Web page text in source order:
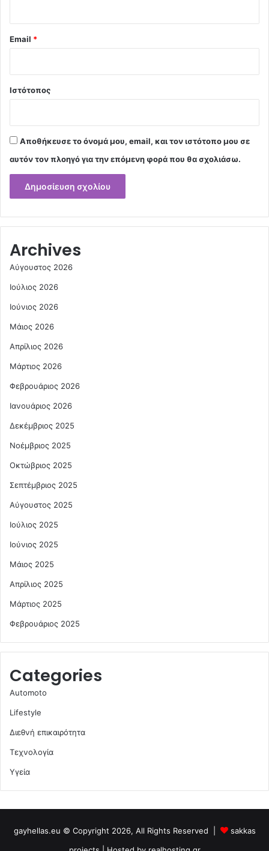
Email *
Ιστότοπος
Αποθήκευσε το όνομά μου, email, και τον ιστότοπο μου σε
αυτόν τον πλοηγό για την επόμενη φορά που θα σχολιάσω.
Archives
Αύγουστος 2026
Ιούλιος 2026
Ιούνιος 2026
Μάιος 2026
Απρίλιος 2026
Μάρτιος 2026
Φεβρουάριος 2026
Ιανουάριος 2026
Δεκέμβριος 2025
Νοέμβριος 2025
Οκτώβριος 2025
Σεπτέμβριος 2025
Αύγουστος 2025
Ιούλιος 2025
Ιούνιος 2025
Μάιος 2025
Απρίλιος 2025
Μάρτιος 2025
Φεβρουάριος 2025
Categories
Automoto
Lifestyle
Διεθνή επικαιρότητα
Τεχνολογία
Υγεία
gayhellas.eu © Copyright 2026, All Rights Reserved |
sakkas